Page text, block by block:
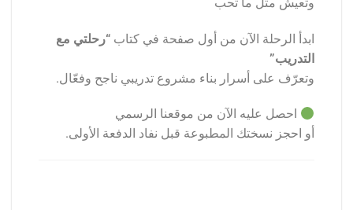
ابدأ الرحلة الآن من أول صفحة في كتاب “رحلتي مع
التدريب”
وتعرّف على أسرار بناء مشروع تدريبي ناجح وفعّال.
احصل عليه الآن من موقعنا الرسمي
أو احجز نسختك المطبوعة قبل نفاد الدفعة الأولى.